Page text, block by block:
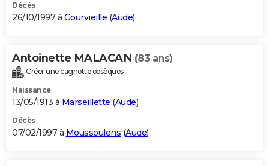
Décès
26/10/1997 à Gourvieille (Aude)
Antoinette MALACAN (83 ans)
Créer une cagnotte obsèques
Naissance
13/05/1913 à Marseillette (Aude)
Décès
07/02/1997 à Moussoulens (Aude)